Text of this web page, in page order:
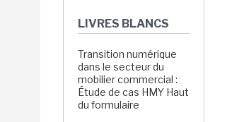
LIVRES BLANCS
Transition numérique
dans le secteur du
mobilier commercial :
Étude de cas HMY Haut
du formulaire